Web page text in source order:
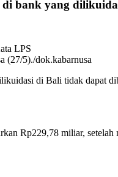
di bank yang
(27/5)./dok.kabarnusa
di Bali tidak dapat
Rp229,78 miliar,